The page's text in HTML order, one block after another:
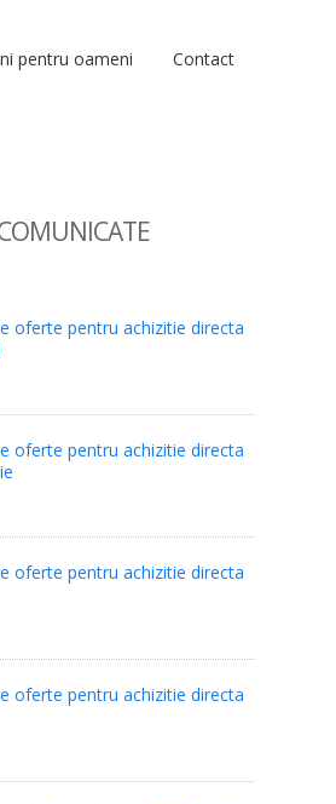
Contact
pentru oameni
UNICATE
oferte pentru achizitie directa
oferte pentru achizitie directa
oferte pentru achizitie directa
oferte pentru achizitie directa